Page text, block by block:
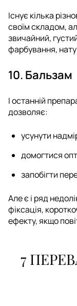
Існує кілька
своїм складом,
звичайний,
фарбування,
10. Бальзам
І останній
дозволяє:
усунути
домогтися
запобігти
Але є і ряд
фіксація,
ефекту, якщо
7